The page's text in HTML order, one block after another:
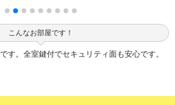
こんなお部屋です！
す。全室鍵付でセキュリティ面も安心です。